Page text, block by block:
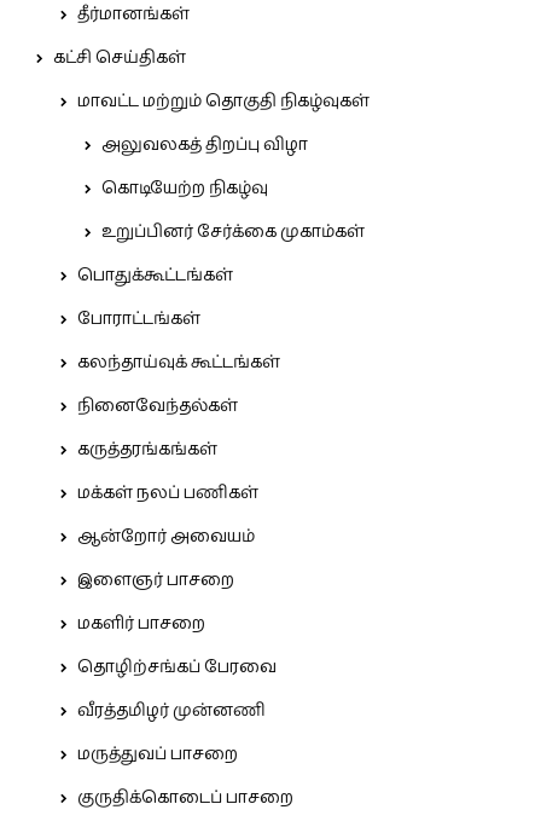
தீர்மானங்கள்
கட்சி செய்திகள்
மாவட்ட மற்றும் தொகுதி நிகழ்வுகள்
அலுவலகத் திறப்பு விழா
கொடியேற்ற நிகழ்வு
உறுப்பினர் சேர்க்கை முகாம்கள்
பொதுக்கூட்டங்கள்
போராட்டங்கள்
கலந்தாய்வுக் கூட்டங்கள்
நினைவேந்தல்கள்
கருத்தரங்கங்கள்
மக்கள் நலப் பணிகள்
ஆன்றோர் அவையம்
இளைஞர் பாசறை
மகளிர் பாசறை
தொழிற்சங்கப் பேரவை
வீரத்தமிழர் முன்னணி
மருத்துவப் பாசறை
குருதிக்கொடைப் பாசறை